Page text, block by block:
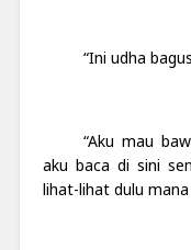
“Ini udha
“Aku mau
aku baca di sini
lihat-lihat dulu mana